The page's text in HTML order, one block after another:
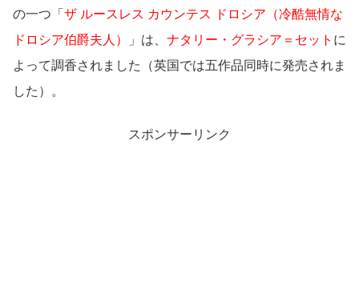
の一つ「 ザ ルースレス カウンテス ドロシア（冷酷無情な
ドロシア伯爵夫人）
」は、 ナタリー・グラシア＝セット に
よって調香されました（英国では五作品同時に発売されま
した）。
スポンサーリンク